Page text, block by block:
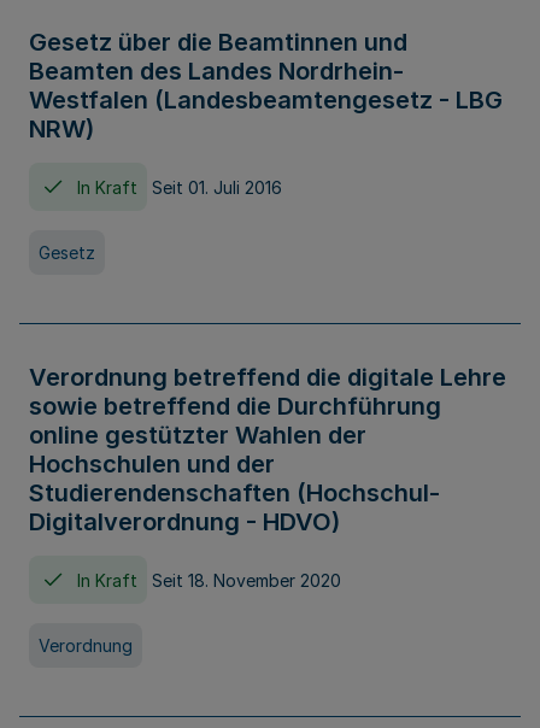
Gesetz über die Beamtinnen und
Beamten des Landes Nordrhein-
Westfalen (Landesbeamtengesetz - LBG
NRW)
In Kraft Seit 01. Juli 2016
Gesetz
Verordnung betreffend die digitale Lehre
sowie betreffend die Durchführung
online gestützter Wahlen der
Hochschulen und der
Studierendenschaften (Hochschul-
Digitalverordnung - HDVO)
In Kraft Seit 18. November 2020
Verordnung